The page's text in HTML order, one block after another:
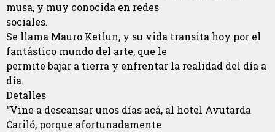
musa, y muy conocida en redes
sociales.
Se llama Mauro Ketlun, y su vida transita hoy por el
fantástico mundo del arte, que le
permite bajar a tierra y enfrentar la realidad del día a
día.
Detalles
“Vine a descansar unos días acá, al hotel Avutarda
Cariló, porque afortunadamente